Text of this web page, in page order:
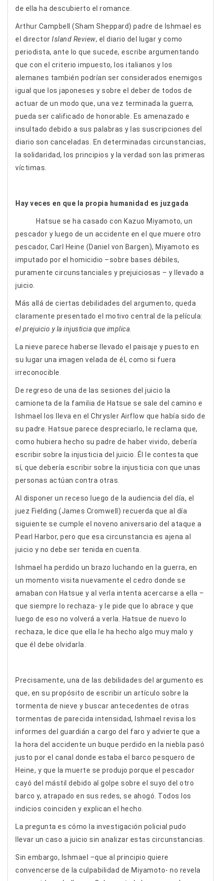
de ella ha descubierto el romance.
Arthur Campbell (Sham Sheppard) padre de Ishmael es
el director Island Review, el diario del lugar y como
periodista, ante lo que sucede, escribe argumentando
que con el criterio impuesto, los italianos y los
alemanes también podrían ser considerados enemigos
igual que los japoneses y sobre el deber de todos de
actuar de un modo que, una vez terminada la guerra,
pueda ser calificado de honorable. Es amenazado e
insultado debido a sus palabras y las suscripciones del
diario son canceladas. En determinadas circunstancias,
la solidaridad, los principios y la verdad son las primeras
víctimas.
Hay veces en que la propia humanidad es juzgada
Hatsue se ha casado con Kazuo Miyamoto, un
pescador y luego de un accidente en el que muere otro
pescador, Carl Heine (Daniel von Bargen), Miyamoto es
imputado por el homicidio –sobre bases débiles,
puramente circunstanciales y prejuiciosas – y llevado a
juicio.
Más allá de ciertas debilidades del argumento, queda
claramente presentado el motivo central de la película:
el prejuicio y la injusticia que implica
La nieve parece haberse llevado el paisaje y puesto en
su lugar una imagen velada de él, como si fuera
irreconocible.
De regreso de una de las sesiones del juicio la
camioneta de la familia de Hatsue se sale del camino e
Ishmael los lleva en el Chrysler Airflow que había sido de
su padre. Hatsue parece despreciarlo, le reclama que,
como hubiera hecho su padre de haber vivido, debería
escribir sobre la injusticia del juicio. Él le contesta que
sí, que debería escribir sobre la injusticia con que unas
personas actúan contra otras.
Al disponer un receso luego de la audiencia del día, el
juez Fielding (James Cromwell) recuerda que al día
siguiente se cumple el noveno aniversario del ataque a
Pearl Harbor, pero que esa circunstancia es ajena al
juicio y no debe ser tenida en cuenta.
Ishmael ha perdido un brazo luchando en la guerra, en
un momento visita nuevamente el cedro donde se
amaban con Hatsue y al verla intenta acercarse a ella –
que siempre lo rechaza- y le pide que lo abrace y que
luego de eso no volverá a verla. Hatsue de nuevo lo
rechaza, le dice que ella le ha hecho algo muy malo y
que él debe olvidarla.
Precisamente, una de las debilidades del argumento es
que, en su propósito de escribir un artículo sobre la
tormenta de nieve y buscar antecedentes de otras
tormentas de parecida intensidad, Ishmael revisa los
informes del guardián a cargo del faro y advierte que a
la hora del accidente un buque perdido en la niebla pasó
justo por el canal donde estaba el barco pesquero de
Heine, y que la muerte se produjo porque el pescador
cayó del mástil debido al golpe sobre el suyo del otro
barco y, atrapado en sus redes, se ahogó. Todos los
indicios coinciden y explican el hecho.
La pregunta es cómo la investigación policial pudo
llevar un caso a juicio sin analizar estas circunstancias.
Sin embargo, Ishmael –que al principio quiere
convencerse de la culpabilidad de Miyamoto- no revela